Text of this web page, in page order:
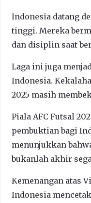
Indonesia datang
tinggi. Mereka
dan disiplin saat
Laga ini juga
Indonesia.
2025 masih
Piala AFC Futsal
pembuktian bagi
menunjukkan
bukanlah akhir
Kemenangan atas
Indonesia